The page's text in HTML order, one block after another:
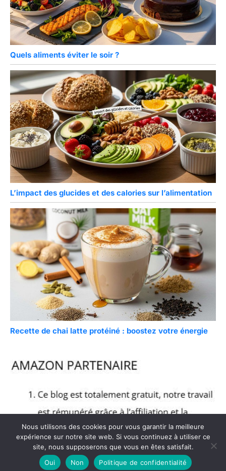
Quels aliments éviter le soir ?
L’impact des glucides et des calories sur l’alimentation
Recette de chai latte protéiné : boostez votre énergie
Nous utilisons des cookies pour vous garantir la meilleure
expérience sur notre site web. Si vous continuez à utiliser ce
site, nous supposerons que vous en êtes satisfait.
Oui
Non Politique de confidentialité